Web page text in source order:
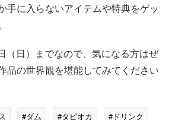
手に入らないアイテムや特典をゲッ
（日）までなので、気になる方はぜ
品の世界観を堪能してみてください
#ダム #タピオカ
#ドリンク